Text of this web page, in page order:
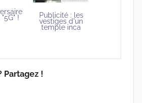
! Publicité : les
vestiges d'un
temple inca
Partagez !